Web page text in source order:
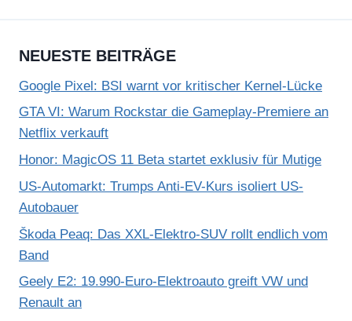
NEUESTE BEITRÄGE
Google Pixel: BSI warnt vor kritischer Kernel-Lücke
GTA VI: Warum Rockstar die Gameplay-Premiere an
Netflix verkauft
Honor: MagicOS 11 Beta startet exklusiv für Mutige
US-Automarkt: Trumps Anti-EV-Kurs isoliert US-
Autobauer
Škoda Peaq: Das XXL-Elektro-SUV rollt endlich vom
Band
Geely E2: 19.990-Euro-Elektroauto greift VW und
Renault an